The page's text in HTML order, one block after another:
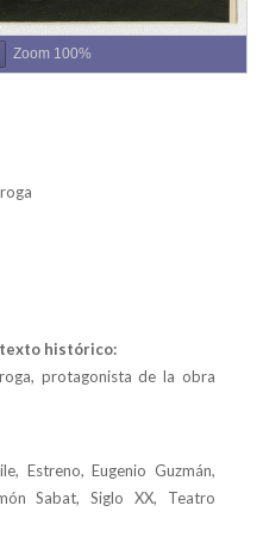
Zoom 100%
histórico:
protagonista de la obra
Estreno, Eugenio Guzmán,
Sabat, Siglo XX, Teatro